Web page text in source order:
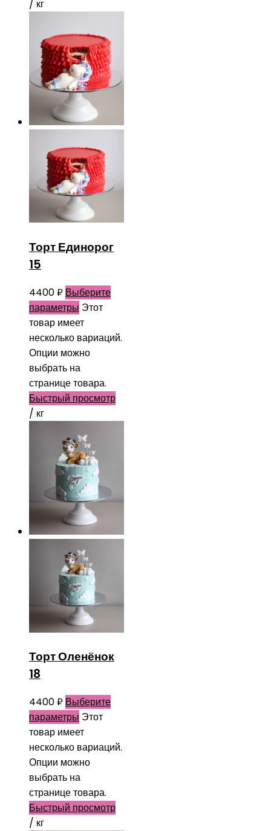
/ кг
Торт Единорог
15
4400₽ Выберите
параметры Этот
товар имеет
несколько вариаций.
Опции можно
выбрать на
странице товара.
Быстрый просмотр
/ кг
Торт Оленёнок
18
4400₽ Выберите
параметры Этот
товар имеет
несколько вариаций.
Опции можно
выбрать на
странице товара.
Быстрый просмотр
/ кг